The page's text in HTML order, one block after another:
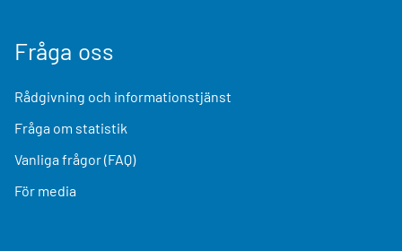
Fråga oss
Rådgivning och informationstjänst
Fråga om statistik
Vanliga frågor (FAQ)
För media